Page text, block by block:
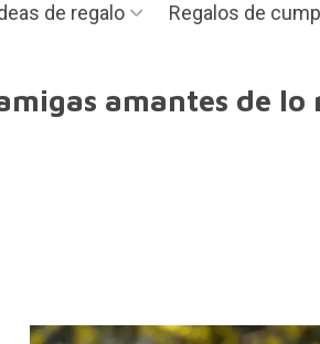
de regalo Regalos de
amantes de lo